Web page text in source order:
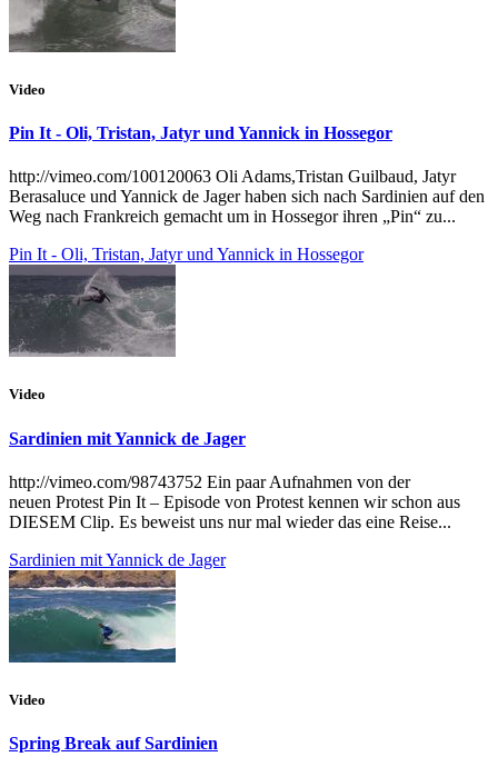
Video
Pin It - Oli, Tristan, Jatyr und Yannick in Hossegor
http://vimeo.com/100120063 Oli Adams,Tristan Guilbaud, Jatyr
Berasaluce und Yannick de Jager haben sich nach Sardinien auf den
Weg nach Frankreich gemacht um in Hossegor ihren „Pin“ zu...
Pin It - Oli, Tristan, Jatyr und Yannick in Hossegor
Video
Sardinien mit Yannick de Jager
http://vimeo.com/98743752 Ein paar Aufnahmen von der
neuen Protest Pin It – Episode von Protest kennen wir schon aus
DIESEM Clip. Es beweist uns nur mal wieder das eine Reise...
Sardinien mit Yannick de Jager
Video
Spring Break auf Sardinien